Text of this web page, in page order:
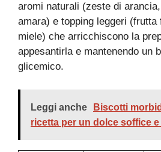
aromi naturali (zeste di
amara) e topping leggeri (frutta
miele) che arricchiscono la
appesantirla e mantenendo un
glicemico.
Leggi anche
Biscotti
ricetta per un dolce soffice